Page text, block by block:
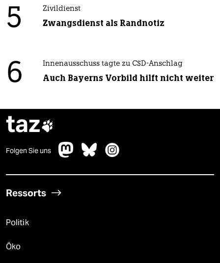
5 Zivildienst
Zwangsdienst als Randnotiz
6 Innenausschuss tagte zu CSD-Anschlag
Auch Bayerns Vorbild hilft nicht weiter
taz
Folgen Sie uns
Ressorts
Politik
Öko